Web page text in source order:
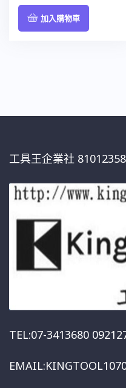
加入購物車
工具王企業社 81012358
TEL:07-3413680